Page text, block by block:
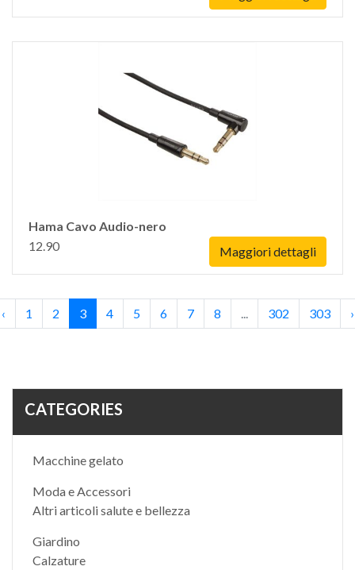
CATEGORIES
Macchine gelato
Moda e Accessori
Altri articoli salute e bellezza
Giardino
Calzature
Hama Cavo Audio-nero
12.90
Maggiori dettagli
‹ 1 2 3 4 5 6 7 8 ... 302 303 ›